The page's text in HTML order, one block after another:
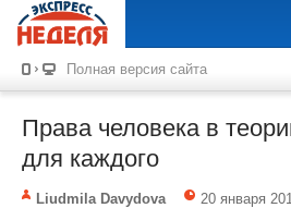
Полная версия сайта
Права человека в
для каждого
Liudmila Davydova 20 января